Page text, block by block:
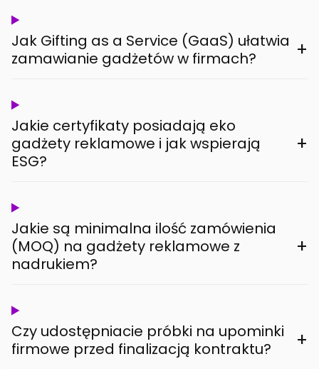
Jak Gifting as a Service (GaaS) ułatwia
zamawianie gadżetów w firmach?
+
Jakie certyfikaty posiadają eko
gadżety reklamowe i jak wspierają
ESG?
+
Jakie są minimalna ilość zamówienia
(MOQ) na gadżety reklamowe z
nadrukiem?
+
Czy udostępniacie próbki na upominki
firmowe przed finalizacją kontraktu?
+